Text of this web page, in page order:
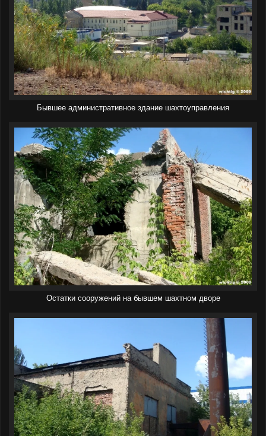
Бывшее административное здание шахтоуправления
Остатки сооружений на бывшем шахтном дворе